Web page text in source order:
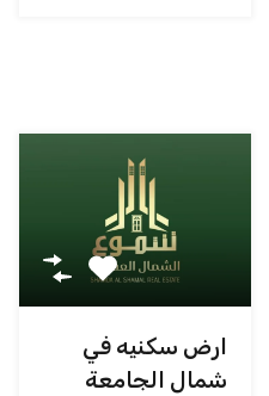
ارض سكنيه في
شمال الجامعة